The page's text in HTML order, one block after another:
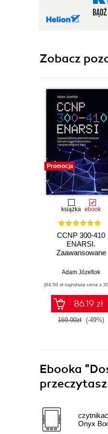
Zobacz
Promocja
książka ebook
CCNP 300-410
ENARSI.
Zaawansowane
sieciami
bezpieczeństwo
Adam Józefiok
(84,50 zł najniższa cena z
86.19 zł
169.00zł (-49%)
Ebooka
Onyx